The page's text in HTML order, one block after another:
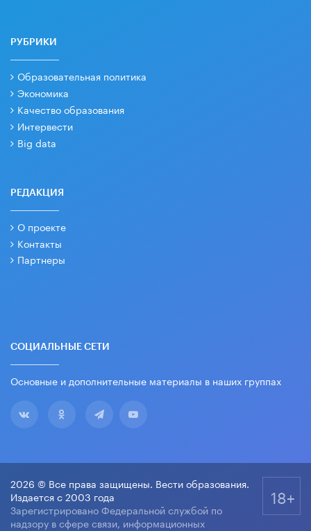
РУБРИКИ
Образовательная политика
Экономика
Качество образования
Интервести
Big data
РЕДАКЦИЯ
О проекте
Контакты
Партнеры
СОЦИАЛЬНЫЕ СЕТИ
Основные и дополнительные материалы в наших группах
2026 © Все права защищены. Вести образования.
Издается с 2003 года
Зарегистрировано Федеральной службой по
надзору в сфере связи, информационных
18+